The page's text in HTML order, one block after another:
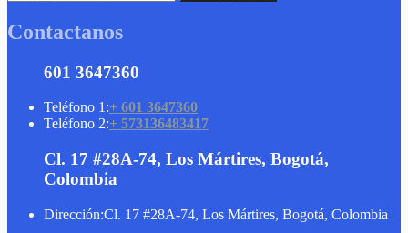
Contactanos
601 3647360
Teléfono 1:+ 601 3647360
Teléfono 2:+ 573136483417
Cl. 17 #28A-74, Los Mártires, Bogotá,
Colombia
Dirección:Cl. 17 #28A-74, Los Mártires, Bogotá, Colombia